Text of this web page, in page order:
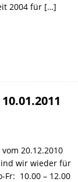
2004 für […]
20.12.2010 
wir wieder für
Fr: 10.00 – 12.00